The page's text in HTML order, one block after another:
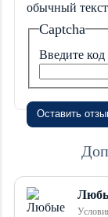
обычный
Captcha
Введите код
Оставить